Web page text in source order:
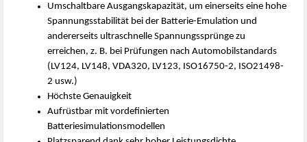
Umschaltbare Ausgangskapazität, um einerseits eine hohe
Spannungsstabilität bei der Batterie-Emulation und
andererseits ultraschnelle Spannungssprünge zu
erreichen, z. B. bei Prüfungen nach Automobilstandards
(LV124, LV148, VDA320, LV123, ISO16750-2, ISO21498-
2 usw.)
Höchste Genauigkeit
Aufrüstbar mit vordefinierten
Batteriesimulationsmodellen